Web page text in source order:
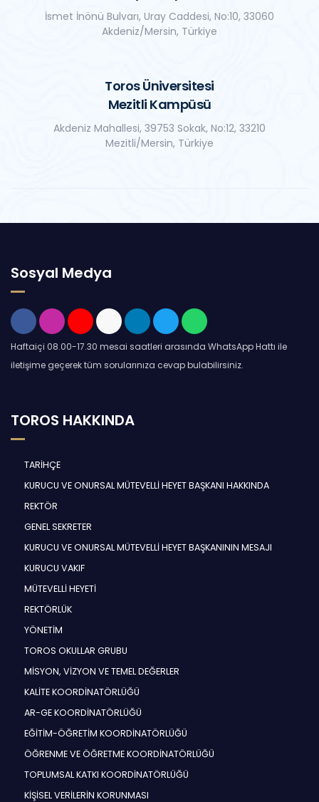
İsmet İnönü Bulvarı, Uray Caddesi, No:10, 33060
Akdeniz/Mersin, Türkiye
Toros Üniversitesi
Mezitli Kampüsü
Akdeniz Mahallesi, 39753 Sokak, No:12, 33210
Mezitli/Mersin, Türkiye
Sosyal Medya
Haftaiçi 08.00-17.30 mesai saatleri arasında WhatsApp Hattı ile
iletişime geçerek tüm sorularınıza cevap bulabilirsiniz.
TOROS HAKKINDA
TARİHÇE
KURUCU VE ONURSAL MÜTEVELLİ HEYET BAŞKANI HAKKINDA
REKTÖR
GENEL SEKRETER
KURUCU VE ONURSAL MÜTEVELLİ HEYET BAŞKANININ MESAJI
KURUCU VAKIF
MÜTEVELLİ HEYETİ
REKTÖRLÜK
YÖNETİM
TOROS OKULLAR GRUBU
MİSYON, VİZYON VE TEMEL DEĞERLER
KALİTE KOORDİNATÖRLÜĞÜ
AR-GE KOORDİNATÖRLÜĞÜ
EĞİTİM-ÖĞRETİM KOORDİNATÖRLÜĞÜ
ÖĞRENME VE ÖĞRETME KOORDİNATÖRLÜĞÜ
TOPLUMSAL KATKI KOORDİNATÖRLÜĞÜ
KİŞİSEL VERİLERİN KORUNMASI